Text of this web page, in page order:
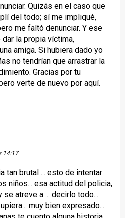
Quizás en el caso que
del todo; sí me impliqué,
me faltó denunciar. Y ese
la propia víctima,
amiga. Si hubiera dado yo
no tendrían que arrastrar la
Gracias por tu
verte de nuevo por aquí.
14:17
tan brutal ... esto de intentar
niños... esa actitud del policia,
se atreve a ... decirlo todo...
muy bien expresado...